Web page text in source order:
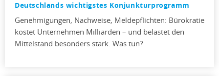
Deutschlands wichtigstes Konjunkturprogramm
Genehmigungen, Nachweise, Meldepflichten: Bürokratie
kostet Unternehmen Milliarden – und belastet den
Mittelstand besonders stark. Was tun?